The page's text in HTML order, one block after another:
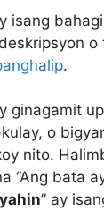
isang
o
.
ginagamit
o
nito.
“Ang bata
” ay